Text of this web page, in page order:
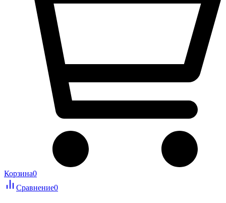
Корзина0
Сравнение0